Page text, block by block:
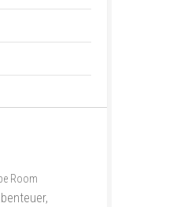
Room